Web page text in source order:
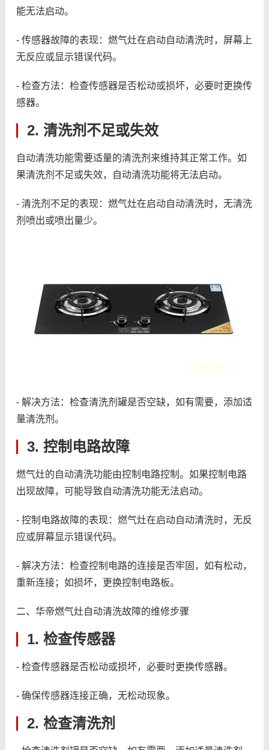
能无法启动。
- 传感器故障的表现：燃气灶在启动自动清洗时，屏幕上
无反应或显示错误代码。
- 检查方法：检查传感器是否松动或损坏，必要时更换传
感器。
2. 清洗剂不足或失效
自动清洗功能需要适量的清洗剂来维持其正常工作。如
果清洗剂不足或失效，自动清洗功能将无法启动。
- 清洗剂不足的表现：燃气灶在启动自动清洗时，无清洗
剂喷出或喷出量少。
- 解决方法：检查清洗剂罐是否空缺，如有需要，添加适
量清洗剂。
3. 控制电路故障
燃气灶的自动清洗功能由控制电路控制。如果控制电路
出现故障，可能导致自动清洗功能无法启动。
- 控制电路故障的表现：燃气灶在启动自动清洗时，无反
应或屏幕显示错误代码。
- 解决方法：检查控制电路的连接是否牢固，如有松动，
重新连接；如损坏，更换控制电路板。
二、华帝燃气灶自动清洗故障的维修步骤
1. 检查传感器
- 检查传感器是否松动或损坏，必要时更换传感器。
- 确保传感器连接正确，无松动现象。
2. 检查清洗剂